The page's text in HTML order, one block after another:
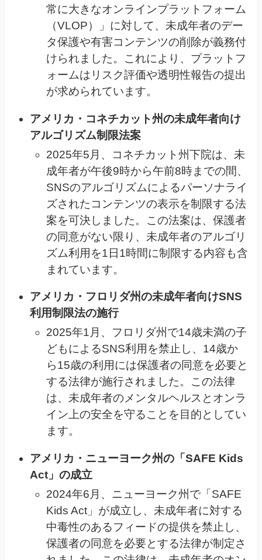
常に大きなオンラインプラットフォーム
（VLOP）」に対して、未成年者のデー
タ保護や有害コンテンツの削除が義務付
けられました。これにより、プラットフ
ォームはリスク評価や透明性報告の提出
が求められています。
アメリカ・コネチカット州の未成年者向け
アルゴリズム制限法案
2025年5月、コネチカット州下院は、未
成年者が午後9時から午前8時までの間、
SNSのアルゴリズムによるパーソナライ
ズされたコンテンツの表示を制限する法
案を可決しました。この法案は、保護者
の同意がない限り、未成年者のアルゴリ
ズム利用を1日1時間に制限する内容も含
まれています。
アメリカ・フロリダ州の未成年者向けSNS
利用制限法の施行
2025年1月、フロリダ州で14歳未満の子
どもによるSNS利用を禁止し、14歳か
ら15歳の利用には保護者の同意を必要と
する法律が施行されました。この法律
は、未成年者のメンタルヘルスとオンラ
イン上の安全を守ることを目的としてい
ます。
アメリカ・ニューヨーク州の「SAFE Kids
Act」の成立
2024年6月、ニューヨーク州で「SAFE
Kids Act」が成立し、未成年者に対する
中毒性のあるフィードの提供を禁止し、
保護者の同意を必要とする法律が制定さ